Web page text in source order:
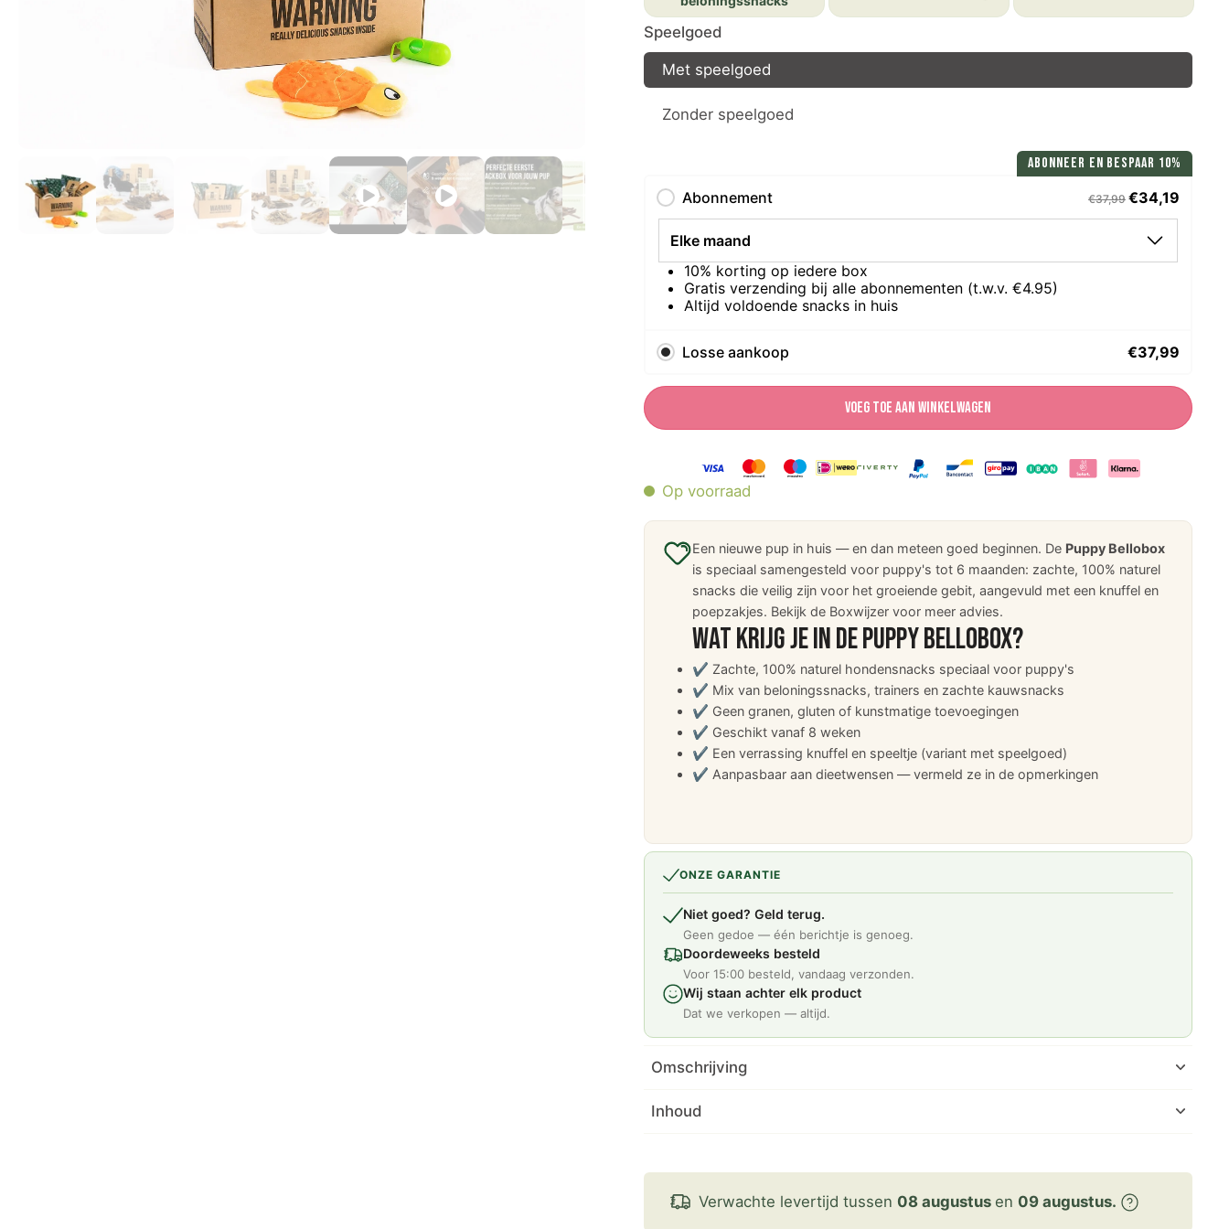
Speelgoed
Met speelgoed
Zonder speelgoed
ABONNEER EN BESPAAR 10%
Abonnement €37,99 €34,19
10% korting op iedere box
Gratis verzending bij alle abonnementen (t.w.v. €4.95)
Altijd voldoende snacks in huis
Losse aankoop €37,99
Voeg toe aan winkelwagen
Op voorraad
Een nieuwe pup in huis — en dan meteen goed beginnen. De Puppy Bellobox
is speciaal samengesteld voor puppy's tot 6 maanden: zachte, 100% naturel
snacks die veilig zijn voor het groeiende gebit, aangevuld met een knuffel en
poepzakjes. Bekijk de Boxwijzer voor meer advies.
Wat krijg je in de Puppy Bellobox?
✔ Zachte, 100% naturel hondensnacks speciaal voor puppy's
✔ Mix van beloningssnacks, trainers en zachte kauwsnacks
✔ Geen granen, gluten of kunstmatige toevoegingen
✔ Geschikt vanaf 8 weken
✔ Een verrassing knuffel en speeltje (variant met speelgoed)
✔ Aanpasbaar aan dieetwensen — vermeld ze in de opmerkingen
ONZE GARANTIE
Niet goed? Geld terug.
Geen gedoe — één berichtje is genoeg.
Doordeweeks besteld
Voor 15:00 besteld, vandaag verzonden.
Wij staan achter elk product
Dat we verkopen — altijd.
Omschrijving
Inhoud
Verwachte levertijd tussen 08 augustus en 09 augustus.